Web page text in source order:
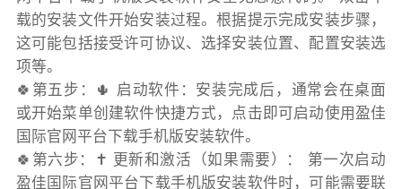
载的安装文件开始安装过程。根据提示完成安装步骤，
这可能包括接受许可协议、选择安装位置、配置安装选
项等。
🍀第五步：🌵 启动软件：安装完成后，通常会在桌面
或开始菜单创建软件快捷方式，点击即可启动使用盈佳
国际官网平台下载手机版安装软件。
🍀第六步：✝️ 更新和激活（如果需要）： 第一次启动
盈佳国际官网平台下载手机版安装软件时，可能需要联